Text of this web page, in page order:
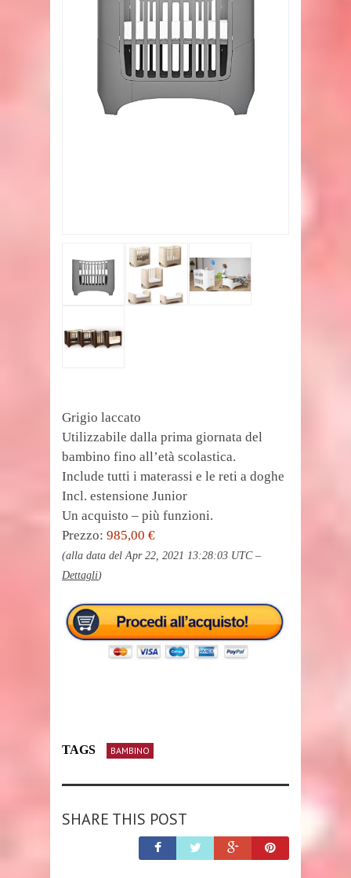
Grigio laccato
Utilizzabile dalla prima giornata del
bambino fino all’età scolastica.
Include tutti i materassi e le reti a doghe
Incl. estensione Junior
Un acquisto – più funzioni.
Prezzo: 985,00 €
(alla data del Apr 22, 2021 13:28:03 UTC –
Dettagli)
TAGS BAMBINO
SHARE THIS POST